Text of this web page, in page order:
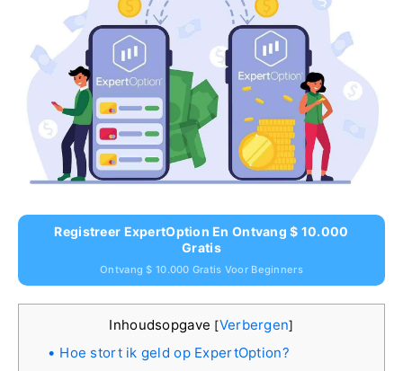
Registreer ExpertOption En Ontvang $ 10.000
Gratis
Ontvang $ 10.000 Gratis Voor Beginners
Inhoudsopgave [Verbergen]
Hoe stort ik geld op ExpertOption?